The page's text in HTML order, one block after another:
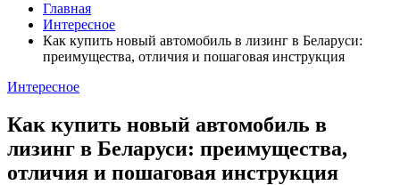
Главная
Интересное
Как купить новый автомобиль в лизинг в Беларуси:
преимущества, отличия и пошаговая инструкция
Интересное
Как купить новый автомобиль в
лизинг в Беларуси: преимущества,
отличия и пошаговая инструкция